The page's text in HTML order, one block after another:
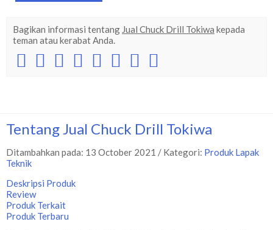
Bagikan informasi tentang Jual Chuck Drill Tokiwa kepada
teman atau kerabat Anda.
Tentang Jual Chuck Drill Tokiwa
Ditambahkan pada: 13 October 2021 / Kategori: Produk Lapak
Teknik
Deskripsi Produk
Review
Produk Terkait
Produk Terbaru